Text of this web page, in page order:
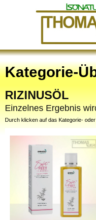
Kategorie-
RIZINUSÖL
Einzelnes Ergebnis
Durch klicken auf das Kategorie-